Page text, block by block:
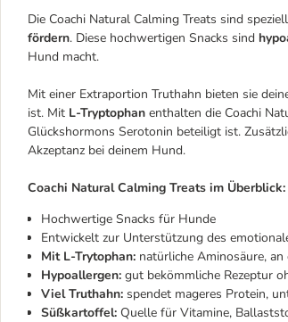
Die Coachi Natural Calming Treats sind
fördern. Diese hochwertigen Snacks sind
Hund macht.
Mit einer Extraportion Truthahn bieten sie
ist. Mit L-Tryptophan enthalten die Coachi
Glückshormons Serotonin beteiligt ist.
Akzeptanz bei deinem Hund.
Coachi Natural Calming Treats im Überblick:
Hochwertige Snacks für Hunde
Entwickelt zur Unterstützung des
Mit L-Trytophan: natürliche Aminosäure,
Hypoallergen: gut bekömmliche Rezeptur
Viel Truthahn: spendet mageres Protein,
Süßkartoffel: Quelle für Vitamine,